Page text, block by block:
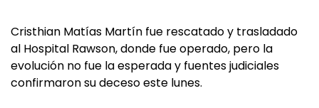
Cristhian Matías Martín fue rescatado y trasladado
al Hospital Rawson, donde fue operado, pero la
evolución no fue la esperada y fuentes judiciales
confirmaron su deceso este lunes.